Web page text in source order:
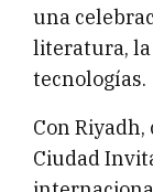
una
literatura,
tecnologías.
Con
Ciudad